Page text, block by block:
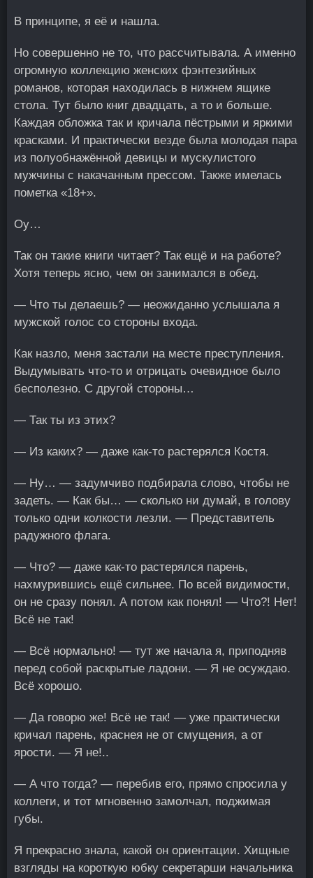
В принципе, я её и нашла.
Но совершенно не то, что рассчитывала. А именно
огромную коллекцию женских фэнтезийных
романов, которая находилась в нижнем ящике
стола. Тут было книг двадцать, а то и больше.
Каждая обложка так и кричала пёстрыми и яркими
красками. И практически везде была молодая пара
из полуобнажённой девицы и мускулистого
мужчины с накачанным прессом. Также имелась
пометка «18+».
Оу…
Так он такие книги читает? Так ещё и на работе?
Хотя теперь ясно, чем он занимался в обед.
— Что ты делаешь? — неожиданно услышала я
мужской голос со стороны входа.
Как назло, меня застали на месте преступления.
Выдумывать что-то и отрицать очевидное было
бесполезно. С другой стороны…
— Так ты из этих?
— Из каких? — даже как-то растерялся Костя.
— Ну… — задумчиво подбирала слово, чтобы не
задеть. — Как бы… — сколько ни думай, в голову
только одни колкости лезли. — Представитель
радужного флага.
— Что? — даже как-то растерялся парень,
нахмурившись ещё сильнее. По всей видимости,
он не сразу понял. А потом как понял! — Что?! Нет!
Всё не так!
— Всё нормально! — тут же начала я, приподняв
перед собой раскрытые ладони. — Я не осуждаю.
Всё хорошо.
— Да говорю же! Всё не так! — уже практически
кричал парень, краснея не от смущения, а от
ярости. — Я не!..
— А что тогда? — перебив его, прямо спросила у
коллеги, и тот мгновенно замолчал, поджимая
губы.
Я прекрасно знала, какой он ориентации. Хищные
взгляды на короткую юбку секретарши начальника